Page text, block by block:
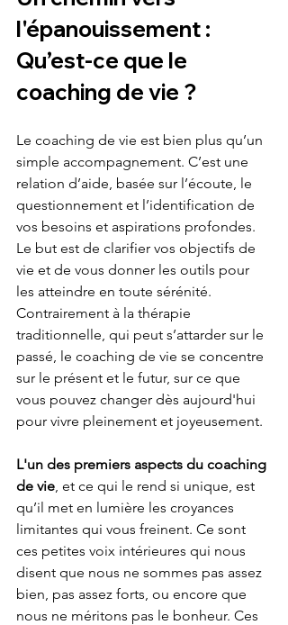
l'épanouissement :
Qu’est-ce que le
coaching de vie ?
Le coaching de vie est bien plus qu’un
simple accompagnement. C’est une
relation d’aide, basée sur l’écoute, le
questionnement et l’identification de
vos besoins et aspirations profondes.
Le but est de clarifier vos objectifs de
vie et de vous donner les outils pour
les atteindre en toute sérénité.
Contrairement à la thérapie
traditionnelle, qui peut s’attarder sur le
passé, le coaching de vie se concentre
sur le présent et le futur, sur ce que
vous pouvez changer dès aujourd'hui
pour vivre pleinement et joyeusement.
L'un des premiers aspects du coaching
de vie, et ce qui le rend si unique, est
qu’il met en lumière les croyances
limitantes qui vous freinent. Ce sont
ces petites voix intérieures qui nous
disent que nous ne sommes pas assez
bien, pas assez forts, ou encore que
nous ne méritons pas le bonheur. Ces